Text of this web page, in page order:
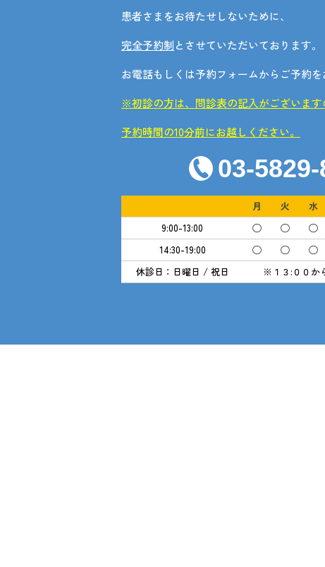
患者さまをお待たせしないために、
完全予約制とさせていただいております。
お電話もしくは予約フォームからご予約を
※初診の方は、問診表の記入がございます
予約時間の10分前にお越しください。
03-
月 火 水
9:00-13:00
◯ ◯ ◯
14:30-19:00
◯ ◯ ◯
休診日：日曜日 / 祝日
※１３:００か